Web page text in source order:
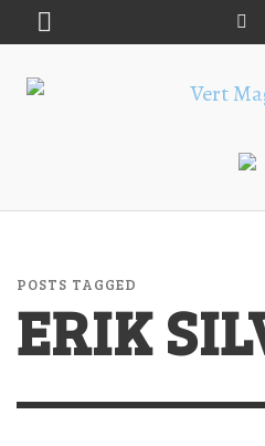
POSTS TAGGED
ERIK